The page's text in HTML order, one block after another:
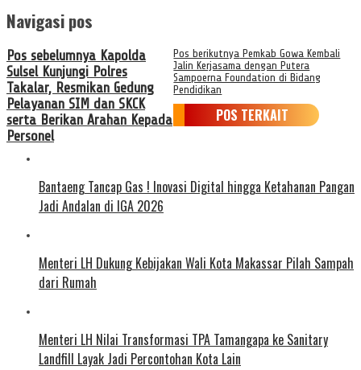
Navigasi pos
Pos sebelumnya Kapolda
Sulsel Kunjungi Polres
Takalar, Resmikan Gedung
Pelayanan SIM dan SKCK
serta Berikan Arahan Kepada
Personel
Pos berikutnya Pemkab Gowa Kembali
Jalin Kerjasama dengan Putera
Sampoerna Foundation di Bidang
Pendidikan
POS TERKAIT
Bantaeng Tancap Gas ! Inovasi Digital hingga Ketahanan Pangan
Jadi Andalan di IGA 2026
Menteri LH Dukung Kebijakan Wali Kota Makassar Pilah Sampah
dari Rumah
Menteri LH Nilai Transformasi TPA Tamangapa ke Sanitary
Landfill Layak Jadi Percontohan Kota Lain